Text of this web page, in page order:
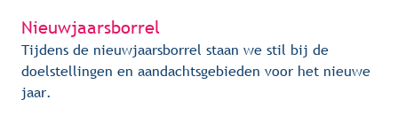
Nieuwjaarsborrel
Tijdens de nieuwjaarsborrel staan we stil bij de
doelstellingen en aandachtsgebieden voor het nieuwe
jaar.